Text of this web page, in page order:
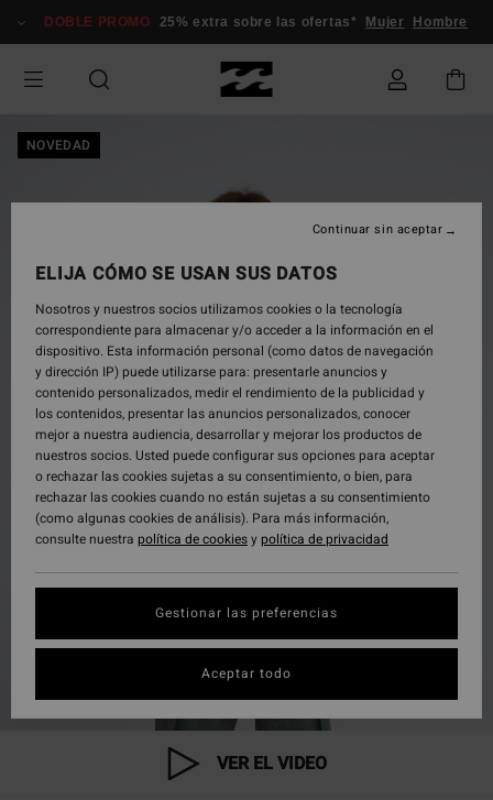
información
DOBLE PROMO 25% extra sobre las ofertas* Mujer Hombre
NOVEDAD
VER EL VIDEO
ELIJA CÓMO SE USAN SUS DATOS
Nosotros y nuestros socios utilizamos cookies o la tecnología
correspondiente para almacenar y/o acceder a la información en el
dispositivo. Esta información personal (como datos de navegación
y dirección IP) puede utilizarse para: presentarle anuncios y
contenido personalizados, medir el rendimiento de la publicidad y
los contenidos, presentar las anuncios personalizados, conocer
mejor a nuestra audiencia, desarrollar y mejorar los productos de
nuestros socios. Usted puede configurar sus opciones para aceptar
o rechazar las cookies sujetas a su consentimiento, o bien, para
rechazar las cookies cuando no están sujetas a su consentimiento
(como algunas cookies de análisis). Para más información,
consulte nuestra política de cookiesypolítica de privacidad
Gestionar las preferencias
Continuar sin aceptar
Aceptar todo